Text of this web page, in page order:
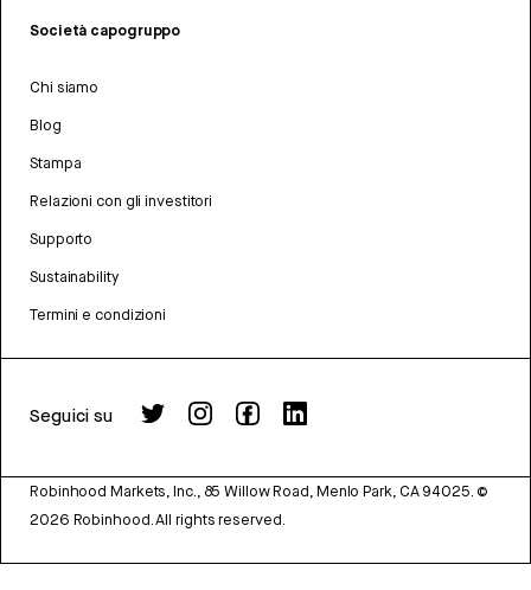
Società capogruppo
Chi siamo
Blog
Stampa
Relazioni con gli investitori
Supporto
Sustainability
Termini e condizioni
Seguici su
Robinhood Markets, Inc., 85 Willow Road, Menlo Park, CA 94025. ©
2026 Robinhood. All rights reserved.